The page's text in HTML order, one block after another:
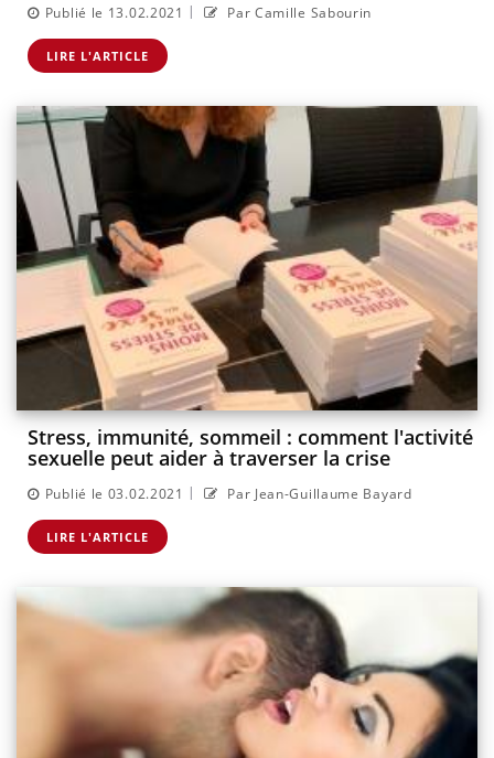
Publié le 13.02.2021 | Par Camille Sabourin
LIRE L'ARTICLE
Stress, immunité, sommeil : comment l'activité
sexuelle peut aider à traverser la crise
Publié le 03.02.2021 | Par Jean-Guillaume Bayard
LIRE L'ARTICLE